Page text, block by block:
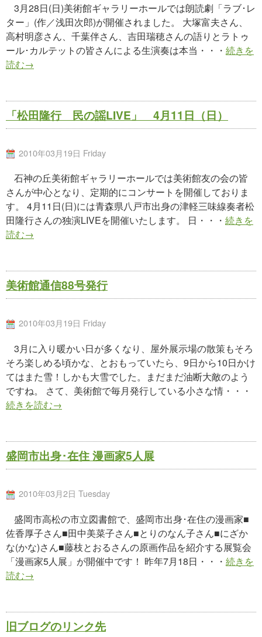
3月28日(日)美術館ギャラリーホールでは朗読劇「ラブ･レ
ター」(作／浅田次郎)が開催されました。 大塚富夫さん、
高村明彦さん、千葉伴さん、吉田瑞穂さんの語りとラトゥ
ール･カルテットの皆さんによる生演奏は本当・・・ 続きを
読む→
「松田隆行 民の謡LIVE」 4月11日（日）
2010年03月19日 Friday
石神の丘美術館ギャラリーホールでは美術館友の会の皆
さんが中心となり、定期的にコンサートを開催しておりま
す。 4月11日(日)には青森県八戸市出身の津軽三味線奏者松
田隆行さんの独演LIVEを開催いたします。 日・・・ 続きを
読む→
美術館通信88号発行
2010年03月19日 Friday
3月に入り暖かい日が多くなり、屋外展示場の散策もそろ
そろ楽しめる頃かな、とおもっていたら、9日から10日かけ
てはまた雪！しかも大雪でした。まだまだ油断大敵のよう
ですね。 さて、美術館で毎月発行している小さな情・・・
続きを読む→
盛岡市出身･在住 漫画家5人展
2010年03月2日 Tuesday
盛岡市高松の市立図書館で、盛岡市出身･在住の漫画家■
佐香厚子さん■田中美菜子さん■とりのなん子さん■にざか
な(かな)さん■藤枝とおるさんの原画作品を紹介する展覧会
「漫画家5人展」が開催中です！ 昨年7月18日・・・ 続きを
読む→
旧ブログのリンク先